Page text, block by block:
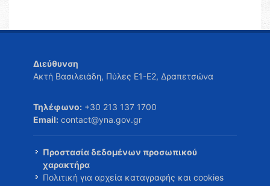
Διεύθυνση
Ακτή Βασιλειάδη, Πύλες Ε1-Ε2, Δραπετσώνα
Τηλέφωνο: +30 213 137 1700
Email: contact@yna.gov.gr
Προστασία δεδομένων προσωπικού
χαρακτήρα
Πολιτική για αρχεία καταγραφής και cookies